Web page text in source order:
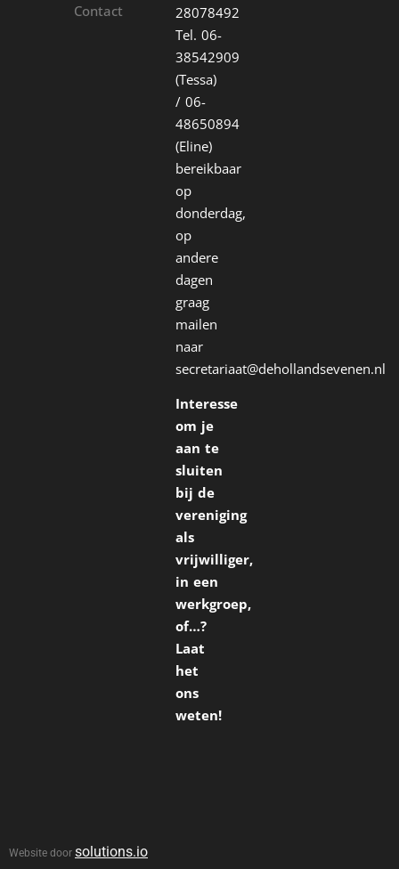
Contact
28078492
Tel. 06-
38542909
(Tessa)
/ 06-
48650894
(Eline)
bereikbaar
op
donderdag,
op
andere
dagen
graag
mailen
naar
secretariaat@dehollandsevenen.nl
Interesse
om je
aan te
sluiten
bij de
vereniging
als
vrijwilliger,
in een
werkgroep,
of…?
Laat
het
ons
weten!
Website door solutions.io